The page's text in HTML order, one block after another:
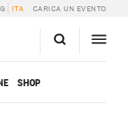
ITA CARICA UN EVENTO
SHOP